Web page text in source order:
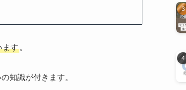
ます 。
知識が付きます。